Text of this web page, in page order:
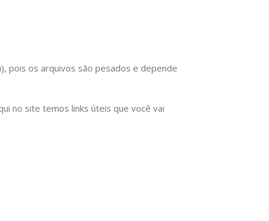
pois os arquivos são pesados e depende
no site temos links úteis que você vai